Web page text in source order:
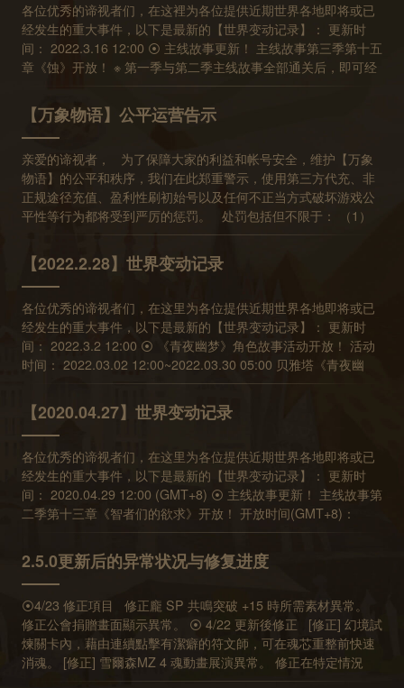
各位优秀的谛视者们，在这裡为各位提供近期世界各地即将或已
经发生的重大事件，以下是最新的【世界变动记录】： 更新时
间： 2022.3.16 12:00 ⦿ 主线故事更新！ 主线故事第三季第十五
章《蚀》开放！ ※ 第一季与第二季主线故事全部通关后，即可经
由主线关卡列表左下角“选择故事”按钮进入第三季故事。 ⦿ 期间
限定礼包 【千胜宝箱】 售价163元 上架时间： 2022.03.16
12:00~2022.03.30 12:00 春分特别商品限时特惠！ 开启后可获
得： 储值透晶石x250、魂光粉尘x150、起源魂石x8、战场入场
券x15 ※购买后将由信件领取，仅能购买 1 次 ⦿ 幻境试炼免费加
分英雄更新 免费角色：璃MZ、荷丝缇雅SP、西奥多 可使用期
间：03.17 05:00~03.23 05:00 ⦿ 游戏内容更新 艾斯角色故事开
放 预计下次更新时间： 2022.3.23 12:00
【万象物语】公平运营告示
亲爱的谛视者， 为了保障大家的利益和帐号安全，维护【万象
物语】的公平和秩序，我们在此郑重警示，使用第三方代充、非
正规途径充值、盈利性刷初始号以及任何不正当方式破坏游戏公
平性等行为都将受到严厉的惩罚。 处罚包括但不限于： （1）
扣除透晶石； （2）收回充值获得的游戏物品&角色； （3）暂
时、永久封号等处理； （4）因非正规途径充值未到帐的问题，
不予补偿。 非正规途径充值风险极高： （1）非正规途径充值
没有官方安全保障，很多不良商家居心叵测，盗取玩家账号谋取
非法之财； （2）非正规途径充值多有诈骗，有很多玩家反应充
值后遭遇帐号被盗； （3）非正规途径充值资金来源不明，给玩
家带来的未知风险无法预知； （4）非正规途径充值可能会窃取
玩家您的帐号数据，威胁帐号安全，并且破坏游戏平衡。 我们
一直致力于为大家提供精彩的游戏，保证公平的游戏秩序，保障
大家的游戏资产安全。在不断完善游戏品质的同时，我们也衷心
希望广大玩家同我们一起共同维护一个公平和谐的游戏环境。
【2022.2.28】世界变动记录
各位优秀的谛视者们，在这里为各位提供近期世界各地即将或已
经发生的重大事件，以下是最新的【世界变动记录】： 更新时
间： 2022.3.2 12:00 ⦿ 《青夜幽梦》角色故事活动开放！ 活动
时间： 2022.03.02 12:00~2022.03.30 05:00 贝雅塔《青夜幽
梦》角色故事活动开放！ 活动将分为两阶段进行！ 第一阶段：主
要篇章开放时间为 03.02 12:00~03.23 05:00 第二阶段：Bonus
篇章【秘境宝库】将于 03.16 12:00~03.30 05:00 开放 在主要篇
章收集“宝库通行许可”就能进入 Bonus 篇章【秘境宝库】取得特
别奖励！ 活动市集同步开放！ ⦿ 期间限定礼包 【真心相伴礼
盒】 售价 128人民币 上架时间： 2022.03.02 12:00~2022.03.23
12:00 白色恋季限定！ 开启后可获得： 储值透晶石x200、记忆
之珠x8、魂晶碎片x1000、魂能x300000 ※购买后将由信件领
取，仅能购买 2 次 ⦿ 技能组强化开放角色追加！ 在角色的共鸣
突破等级达到+5及+10之后，可以进行技能组强化，来提升技能
组的技能伤害数值或者技能性能。 以下为新开放的可强化角色技
能组： 璃(粉红色小怪兽)、夏尔(渊博之权威) ⦿ 幻境试炼免费加
分英雄更新 免费角色：琉SP、雪莉SP、雪尔森 可使用期间：
03.03 05:00~03.09 05:00 预计下次更新时间： 2022.3.9 12:00
【2020.04.27】世界变动记录
各位优秀的谛视者们，在这里为各位提供近期世界各地即将或已
经发生的重大事件，以下是最新的【世界变动记录】： 更新时
间： 2020.04.29 12:00 (GMT+8) ⦿ 主线故事更新！ 主线故事第
二季第十三章《智者们的欲求》开放！ 开放时间(GMT+8)：
2020.04.29 12:00 ⦿ 幻境试炼免费加分英雄更新 免费角色：迪
兰SP、夏尔、荷丝缇雅SP、夏洛克、琉SP、璃 可使用期间：
4/30 05:00~5/6 05:00 (GMT+8) ※ 以上免费英雄的所有技能组皆
可免费使用并获得加分。 ⦿ 游戏内容调整 幻境试炼加分英雄加
分级距由 200-250-300 调降为 200 -225 -250 (4/30 05:00
(GMT+8) 开始套用) 预计下次更新时间： 2020.05.06 12:00
(GMT+8)
2.5.0更新后的异常状况与修复进度
⦿4/23 修正項目 修正龐 SP 共鳴突破 +15 時所需素材異常。
修正公會捐贈畫面顯示異常。 ⦿ 4/22 更新後修正 [修正] 幻境試
煉關卡內，藉由連續點擊有潔癖的符文師，可在魂芯重整前快速
消魂。 [修正] 雪爾森MZ 4 魂動畫展演異常。 修正在特定情況
下，夏洛克模組特效顯示異常。 ⦿ 4/18 修正項目 在活動關卡